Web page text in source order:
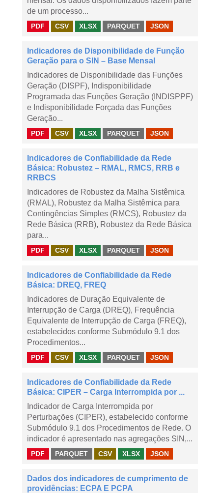
de um processo...
PDF CSV XLSX PARQUET JSON
Indicadores de Disponibilidade de Função
Geração para o SIN – Base Mensal
Indicadores de Disponibilidade das Funções
Geração (DISPF), Indisponibilidade
Programada das Funções Geração (INDISPPF)
e Indisponibilidade Forçada das Funções
Geração...
PDF CSV XLSX PARQUET JSON
Indicadores de Confiabilidade da Rede
Básica: Robustez – RMAL, RMCS, RRB e
RRBCS
Indicadores de Robustez da Malha Sistêmica
(RMAL), Robustez da Malha Sistêmica para
Contingências Simples (RMCS), Robustez da
Rede Básica (RRB), Robustez da Rede Básica
para...
PDF CSV XLSX PARQUET JSON
Indicadores de Confiabilidade da Rede
Básica: DREQ, FREQ
Indicadores de Duração Equivalente de
Interrupção de Carga (DREQ), Frequência
Equivalente de Interrupção de Carga (FREQ),
estabelecidos conforme Submódulo 9.1 dos
Procedimentos...
PDF CSV XLSX PARQUET JSON
Indicadores de Confiabilidade da Rede
Básica: CIPER – Carga Interrompida por ...
Indicador de Carga Interrompida por
Perturbações (CIPER), estabelecido conforme
Submódulo 9.1 dos Procedimentos de Rede. O
indicador é apresentado nas agregações SIN,...
PDF PARQUET CSV XLSX JSON
Dados dos indicadores de cumprimento de
providências: ECPA E PCPA